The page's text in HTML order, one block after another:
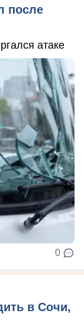
после
атаке
0
в Сочи,